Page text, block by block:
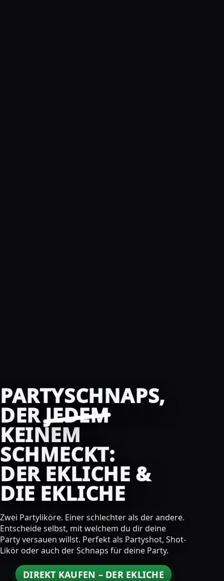
PARTYSCHNAPS,
DERJEDEM
KEINEM
SCHMECKT:
DER EKLICHE &
DIE EKLICHE
Zwei Partyliköre. Einer schlechter als der andere.
Entscheide selbst, mit welchem du dir deine
Party versauen willst. Perfekt als Partyshot, Shot-
Likör oder auch der Schnaps für deine Party.
DIREKT KAUFEN – DER EKLICHE